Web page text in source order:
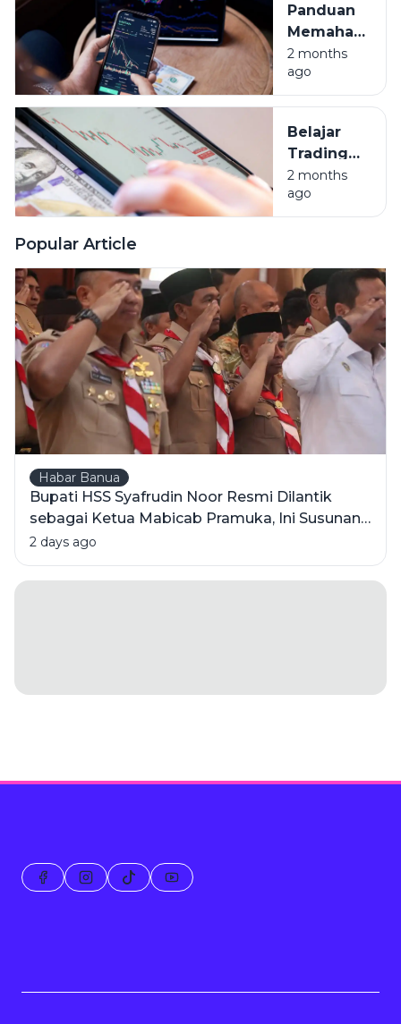
Sawit
Dunia?
Panduan
Memahami
Grafik
Trading
Bagi
2 months
ago
Belajar
Trading
Forex:
Jangan
Cuma
Cuan,
Pahami
Dulu
Istilahnya
Biar
Nggak
Linglung
2 months
ago
Popular Article
Habar Banua
Bupati HSS Syafrudin Noor Resmi Dilantik
sebagai Ketua Mabicab Pramuka, Ini Susunan
Pengurus 2025-2030
2 days ago